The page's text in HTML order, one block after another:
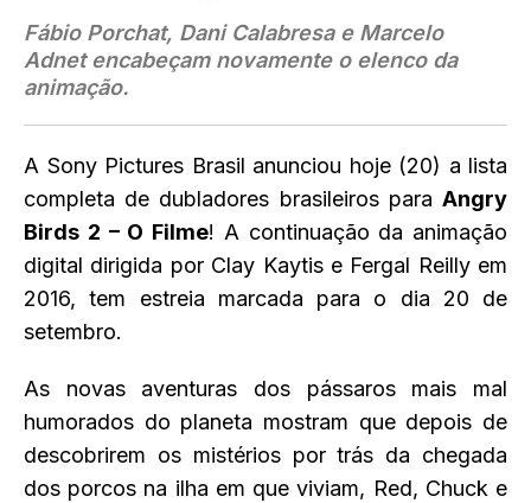
Fábio Porchat, Dani Calabresa e Marcelo
Adnet encabeçam novamente o elenco da
animação.
A Sony Pictures Brasil anunciou hoje (20) a lista
completa de dubladores brasileiros para Angry
Birds 2 – O Filme! A continuação da animação
digital dirigida por Clay Kaytis e Fergal Reilly em
2016, tem estreia marcada para o dia 20 de
setembro.
As novas aventuras dos pássaros mais mal
humorados do planeta mostram que depois de
descobrirem os mistérios por trás da chegada
dos porcos na ilha em que viviam, Red, Chuck e